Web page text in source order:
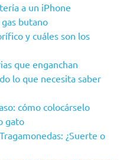
a un iPhone
butano
y cuáles son los
que enganchan
lo que necesita saber
cómo colocárselo
gato
¿Suerte o